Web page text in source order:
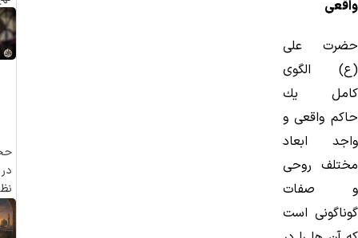
واقعی
حضرت علی
(ع) الگوی
كامل یك
حاکم واقعی و
واجد ابعاد
مختلف روحی
و صفات
گوناگونی است